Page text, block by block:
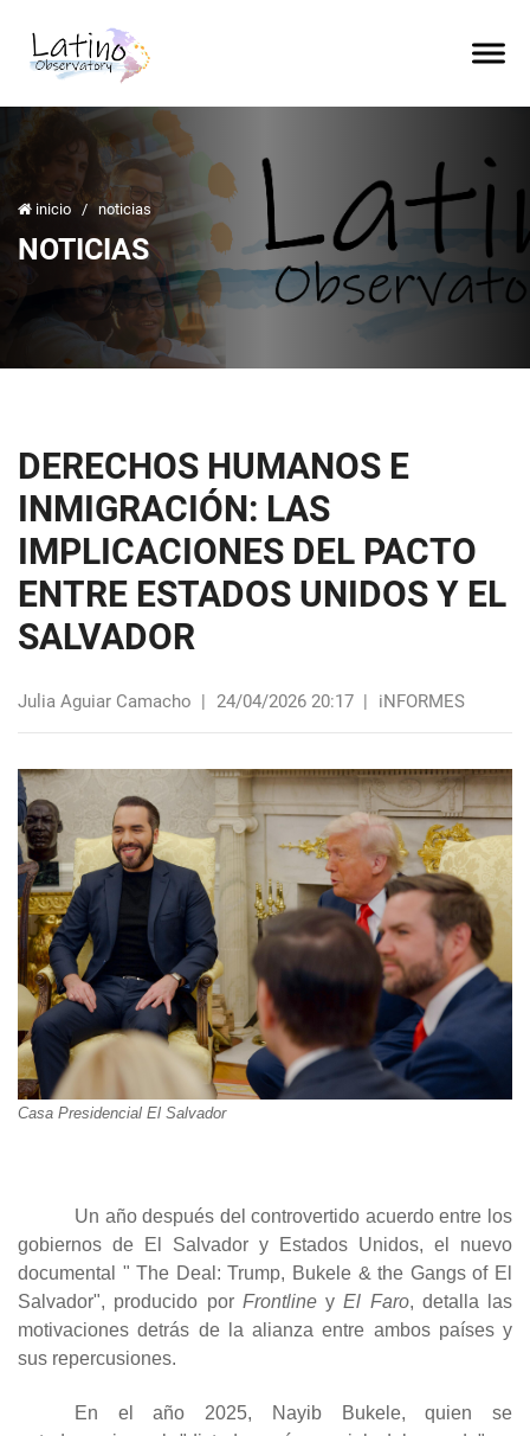
inicio / noticias
NOTICIAS
DERECHOS HUMANOS E
INMIGRACIÓN: LAS
IMPLICACIONES DEL PACTO
ENTRE ESTADOS UNIDOS Y EL
SALVADOR
Julia Aguiar Camacho | 24/04/2026 20:17 | iNFORMES
Casa Presidencial El Salvador
Un año después del controvertido acuerdo entre los
gobiernos de El Salvador y Estados Unidos, el nuevo
documental " The Deal: Trump, Bukele & the Gangs of El
Salvador", producido por FrontlineyEl Faro, detalla las
motivaciones detrás de la alianza entre ambos países y
sus repercusiones.
En el año 2025, Nayib Bukele, quien se